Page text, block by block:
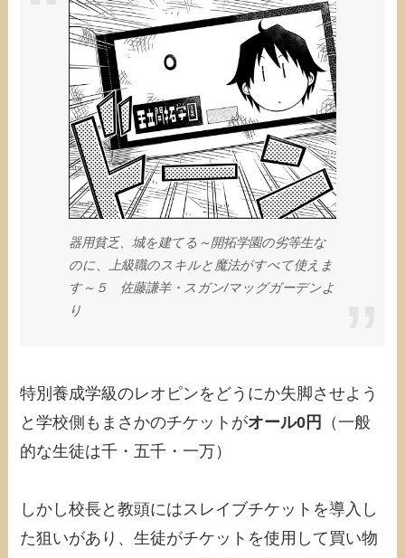
器用貧乏、城を建てる～開拓学園の劣等生な
のに、上級職のスキルと魔法がすべて使えま
す～５ 佐藤謙羊・スガン/マッグガーデンよ
り
特別養成学級のレオピンをどうにか失脚させよう
と学校側もまさかのチケットがオール0円
（一般
的な生徒は千・五千・一万）
しかし校長と教頭にはスレイブチケットを導入し
た狙いがあり、生徒がチケットを使用して買い物